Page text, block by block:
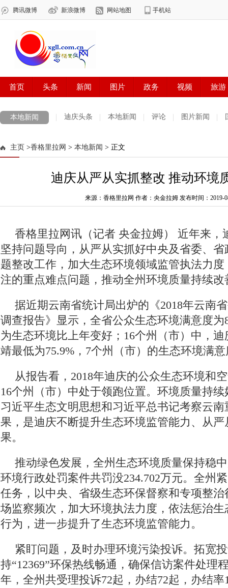
本地新闻 迪庆头条 本地新闻 评论 图片新闻
主页 >香格里拉网 > 本地新闻 > 正文
迪庆从严从实抓整改 推动环境
来源：香格里拉网 作者：央金拉姆 发布时间：2019-
香格里拉网讯（记者 央金拉姆）
近年来，
坚持问题导向，从严从实抓好中央及省委、
题整改工作，加大生态环境领域监管执法力
注的重点难点问题，推动全州环境质量持续改
据近期云南省统计局出炉的《2018年云南
调查报告》显示，全省公众生态环境满意度为
为生态环境比上年变好；16个州（市）中，迪
靖最低为75.9%，7个州（市）的生态环境满
从报告看，2018年迪庆的公众生态环境和
16个州（市）中处于领跑位置。环境质量持
习近平生态文明思想和习近平总书记考察云
果，是迪庆不断提升生态环境监管能力、从
果。
推动绿色发展，全州生态环境质量保持稳
环境行政处罚案件共罚没234.702万元。全州
任务，以中央、省级生态环保督察和专项整
场监察频次，加大环境执法力度，依法惩治
行为，进一步提升了生态环境监管能力。
紧盯问题，及时办理环境污染投诉。拓宽
持“12369”环保热线畅通，确保信访案件处理
年，全州共受理投诉72起，办结72起，办结率